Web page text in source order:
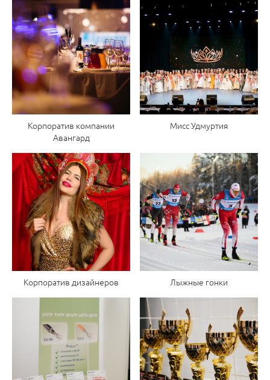
Корпоратив компании
Авангард
Мисс Удмуртия
Корпоратив дизайнеров Лыжные гонки